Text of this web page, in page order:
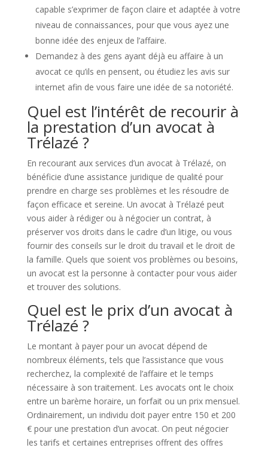
capable s’exprimer de façon claire et adaptée à votre
niveau de connaissances, pour que vous ayez une
bonne idée des enjeux de l’affaire.
Demandez à des gens ayant déjà eu affaire à un
avocat ce qu’ils en pensent, ou étudiez les avis sur
internet afin de vous faire une idée de sa notoriété.
Quel est l’intérêt de recourir à
la prestation d’un avocat à
Trélazé ?
En recourant aux services d’un avocat à Trélazé, on
bénéficie d’une assistance juridique de qualité pour
prendre en charge ses problèmes et les résoudre de
façon efficace et sereine. Un avocat à Trélazé peut
vous aider à rédiger ou à négocier un contrat, à
préserver vos droits dans le cadre d’un litige, ou vous
fournir des conseils sur le droit du travail et le droit de
la famille. Quels que soient vos problèmes ou besoins,
un avocat est la personne à contacter pour vous aider
et trouver des solutions.
Quel est le prix d’un avocat à
Trélazé ?
Le montant à payer pour un avocat dépend de
nombreux éléments, tels que l’assistance que vous
recherchez, la complexité de l’affaire et le temps
nécessaire à son traitement. Les avocats ont le choix
entre un barème horaire, un forfait ou un prix mensuel.
Ordinairement, un individu doit payer entre 150 et 200
€ pour une prestation d’un avocat. On peut négocier
les tarifs et certaines entreprises offrent des offres